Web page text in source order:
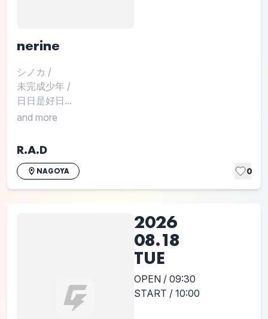
nerine
シノカ /
未完成少年 /
日日是好日...
and more
R.A.D
NAGOYA 0
2026
08.18
TUE
OPEN / 09:30
START / 10:00